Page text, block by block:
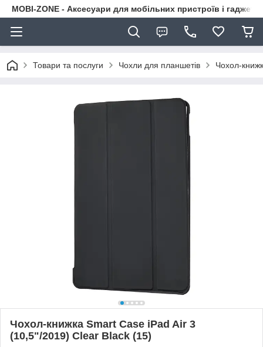
MOBI-ZONE - Аксесуари для мобільних пристроїв і гаджети
Товари та послуги Чохли для планшетів Чохол-
Чохол-книжка Smart Case iPad Air 3
(10,5"/2019) Clear Black (15)